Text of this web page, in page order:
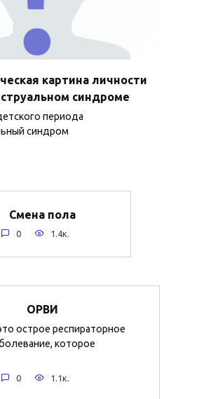
картина личности
синдроме
периода
синдром
Смена пола
0 1.4к.
ОРВИ
острое респираторное
которое
0 1.1к.